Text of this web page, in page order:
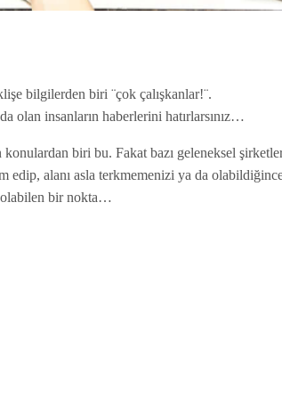
bilgilerden biri ¨çok çalışkanlar!¨.
olan insanların haberlerini hatırlarsınız…
konulardan biri bu. Fakat bazı geleneksel
edip, alanı asla terkmemenizi ya da
olabilen bir nokta…